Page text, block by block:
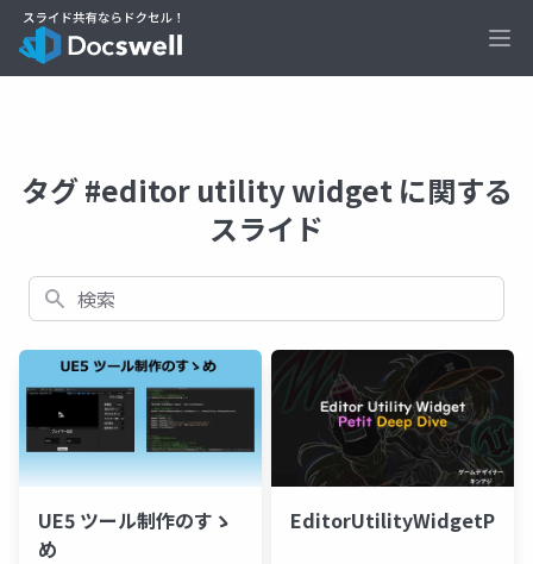
タグ #editor utility widget に関する
スライド
検索
UE5 ツール制作のすゝ
め